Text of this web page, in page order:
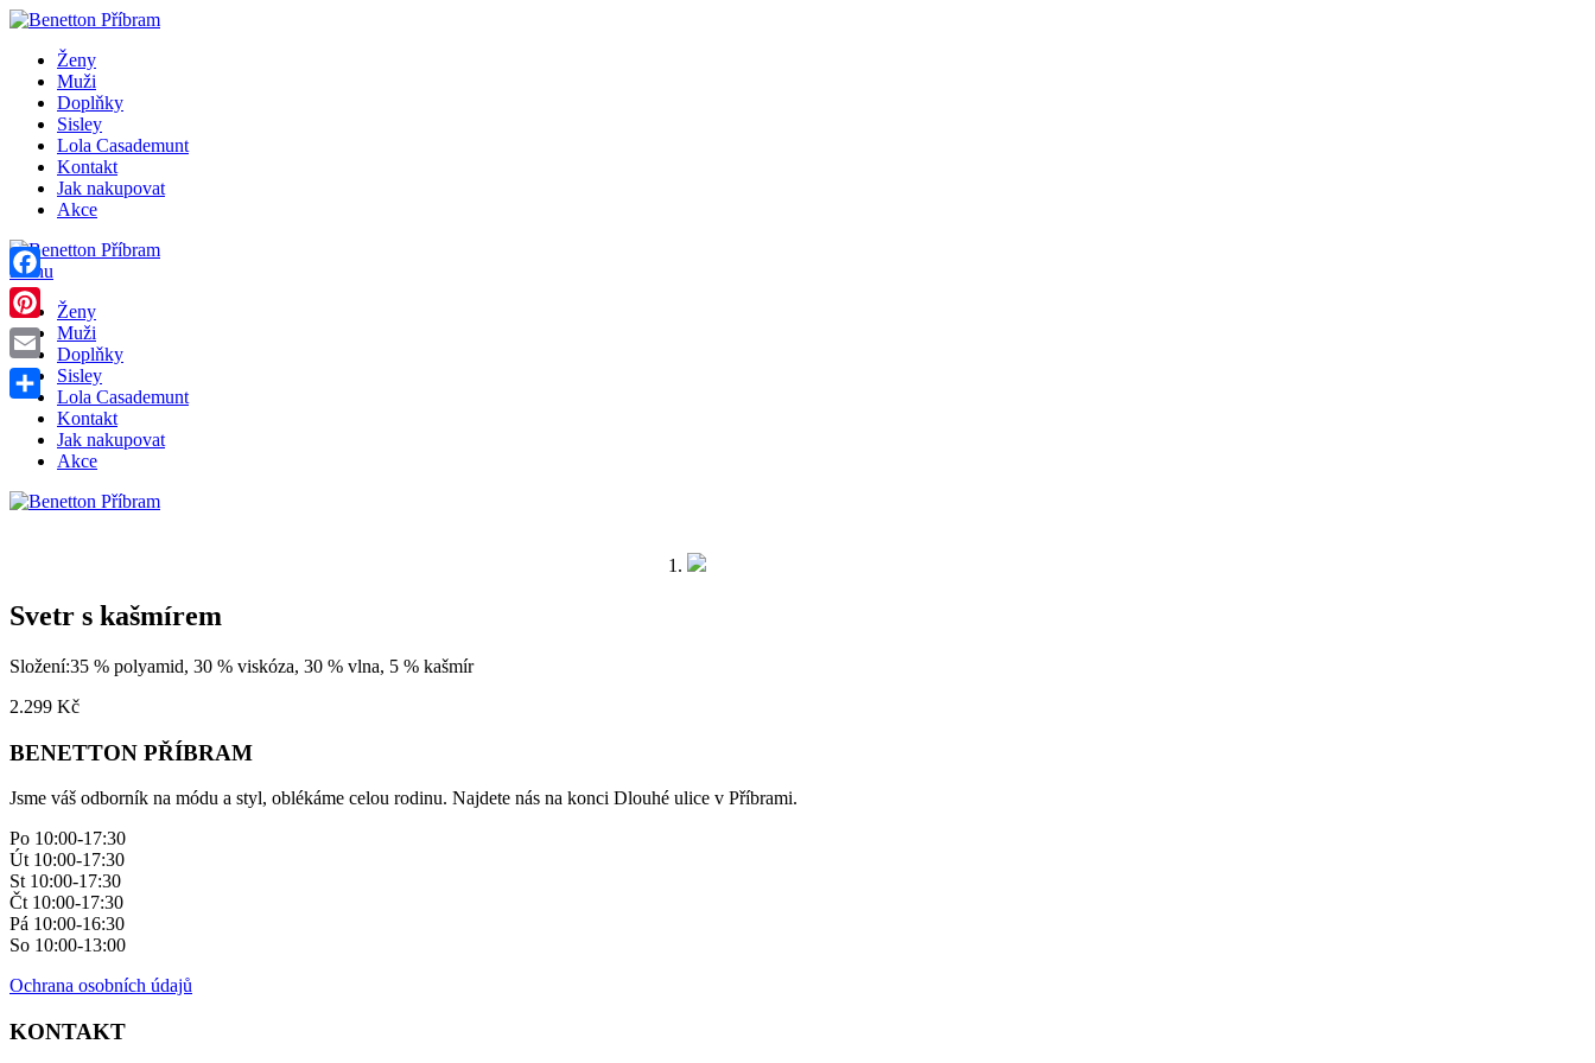
Ženy
Muži
Doplňky
Sisley
Lola Casademunt
Kontakt
Jak nakupovat
Akce
Menu
Ženy
Muži
Doplňky
Sisley
Lola Casademunt
Kontakt
Jak nakupovat
Akce
Svetr s kašmírem
Složení:35 % polyamid, 30 % viskóza, 30 % vlna, 5 % kašmír
2.299 Kč
BENETTON PŘÍBRAM
Jsme váš odborník na módu a styl, oblékáme celou rodinu. Najdete nás na konci Dlouhé ulice v Příbrami.
Po 10:00-17:30
Út 10:00-17:30
St 10:00-17:30
Čt 10:00-17:30
Pá 10:00-16:30
So 10:00-13:00
Ochrana osobních údajů
KONTAKT
Facebook
Pinterest
Email
Share